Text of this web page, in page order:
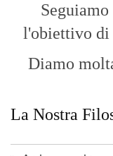
l'obiettivo di
Diamo
La Nostra